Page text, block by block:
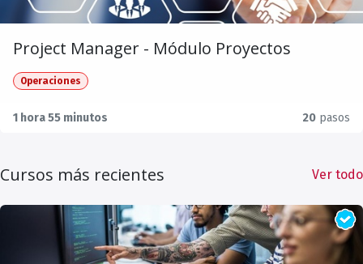
Project Manager - Módulo Proyectos
Operaciones
1 hora 55 minutos 20 pasos
Ver todo
Cursos más recientes